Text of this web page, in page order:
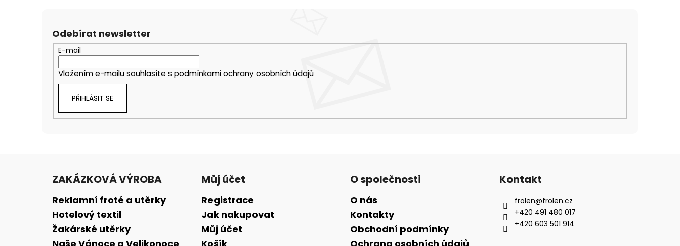
Odebírat newsletter
E-mail
Vložením e-mailu souhlasíte s podmínkami ochrany osobních údajů
PŘIHLÁSIT SE
ZAKÁZKOVÁ VÝROBA
Reklamní froté a utěrky
Hotelový textil
Žakárské utěrky
Můj účet
Registrace
Jak nakupovat
Můj účet
O společnosti
O nás
Kontakty
Obchodní podmínky
Kontakt
frolen@frolen.cz
+420 491 480 017
+420 603 501 914